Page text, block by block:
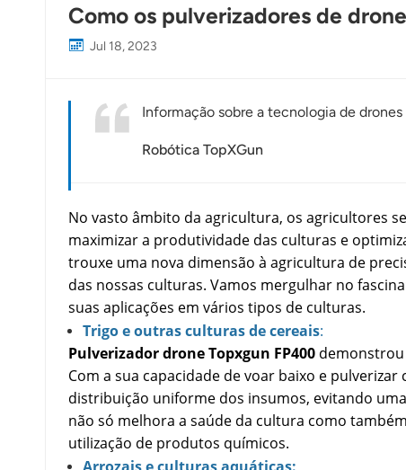
Como os pulverizadores de
Jul 18, 2023
Informação sobre a tecnologia de
Robótica TopXGun
No vasto âmbito da agricultura, os agricultores
maximizar a produtividade das culturas e
trouxe uma nova dimensão à agricultura de
das nossas culturas. Vamos mergulhar no
suas aplicações em vários tipos de culturas.
Trigo e outras culturas de cereais:
Pulverizador drone Topxgun FP400demonstrou
Com a sua capacidade de voar baixo e
distribuição uniforme dos insumos, evitando
não só melhora a saúde da cultura como
utilização de produtos químicos.